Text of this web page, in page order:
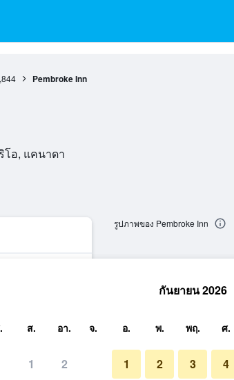
Pembroke Inn
โอ, แคนาดา
รูปภาพของ Pembroke Inn
ส. อา.
1 2
กันยายน 2026
จ. อ. พ. พฤ. ศ.
1 2 3 4